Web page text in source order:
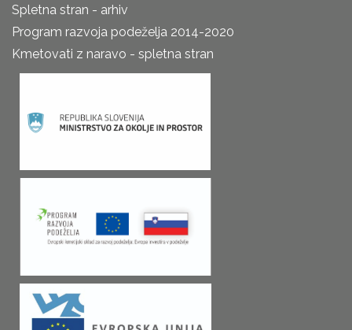
Spletna stran - arhiv
Program razvoja podeželja 2014-2020
Kmetovati z naravo - spletna stran